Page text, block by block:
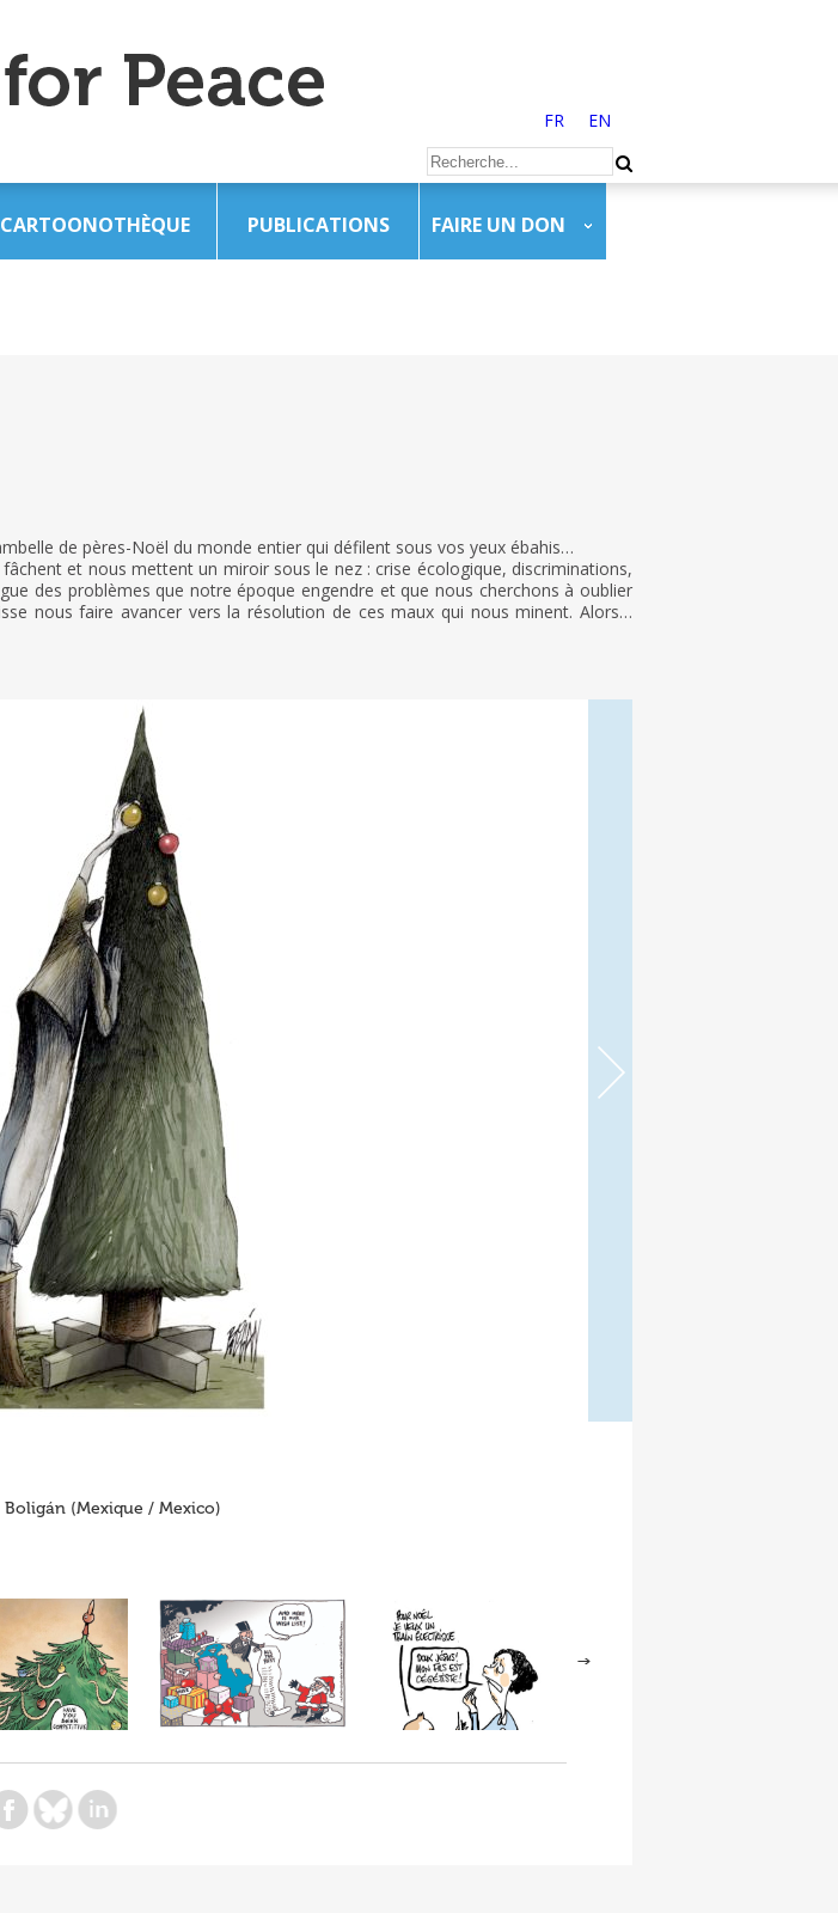
FR EN
CARTOONOTHÈQUE PUBLICATIONS FAIRE UN DON
de pères-Noël du monde entier qui défilent sous vos yeux ébahis…
et nous mettent un miroir sous le nez : crise écologique, discriminations,
des problèmes que notre époque engendre et que nous cherchons à oublier
nous faire avancer vers la résolution de ces maux qui nous minent. Alors…
(Mexique / Mexico)